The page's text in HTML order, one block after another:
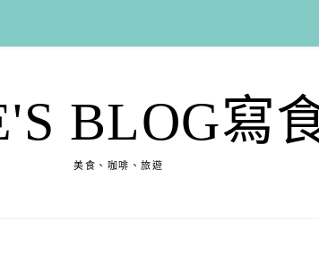
BLOG寫
美食、咖啡、旅遊